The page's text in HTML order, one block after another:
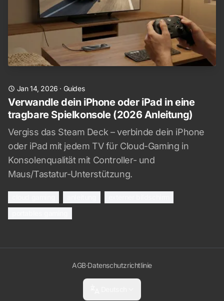
Jan 14, 2026 · Guides
Verwandle dein iPhone oder iPad in eine
tragbare Spielkonsole (2026 Anleitung)
Vergiss das Steam Deck – verbinde dein iPhone
oder iPad mit jedem TV für Cloud-Gaming in
Konsolenqualität mit Controller- und
Maus/Tastatur-Unterstützung.
AGB·Datenschutzrichtlinie